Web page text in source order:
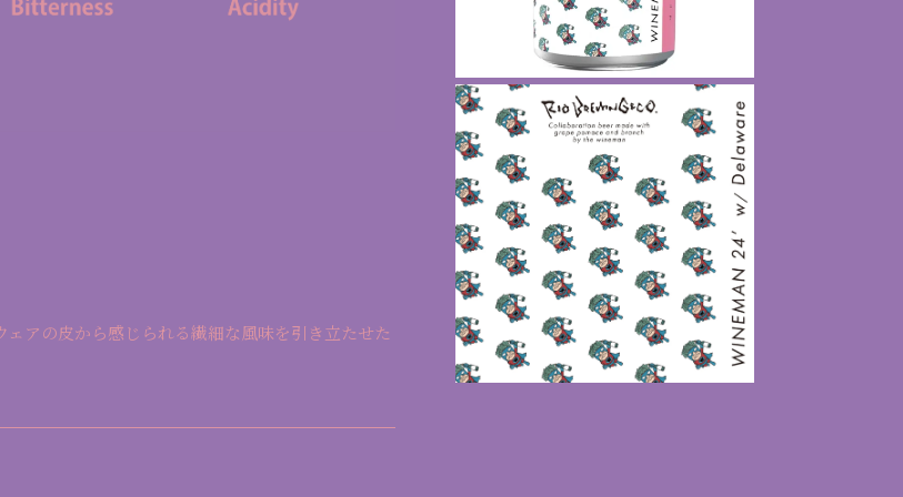
アの皮から感じられる繊細な風味を引き立たせた